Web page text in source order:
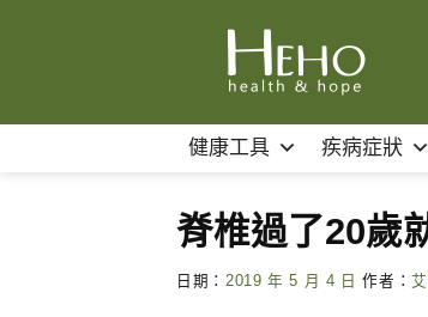
健康工具 疾病症狀
脊椎過了20歲
日期： 2019 年 5 月 4 日 作者：